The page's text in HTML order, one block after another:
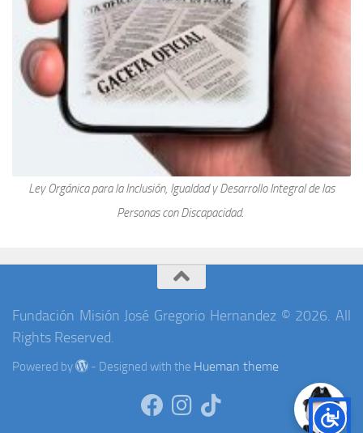
Ley Orgánica para la Inclusión, Igualdad y Desarrollo Integral de las
Personas con Discapacidad.
Fundación Misión José Gregorio Hernandez © 2026. All
Rights Reserved.
Powered by - Designed with the Hueman theme